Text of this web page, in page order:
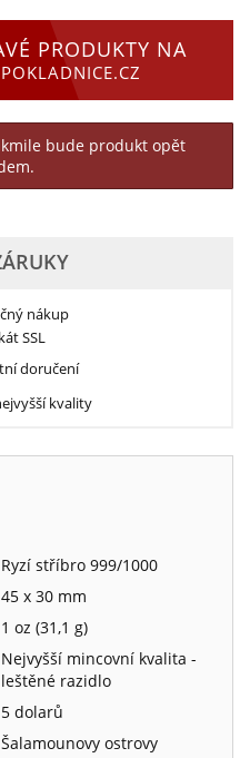
PRODUKTY NA
bude produkt opět
nákup
SSL
doručení
kvality
Ryzí stříbro 999/1000
45 x 30 mm
1 oz (31,1 g)
Nejvyšší mincovní kvalita -
leštěné razidlo
5 dolarů
Šalamounovy ostrovy